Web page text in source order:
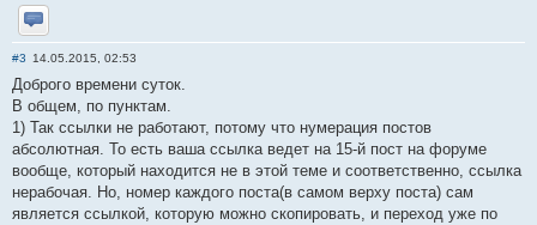
Отправить личное сообщение
#3 14.05.2015, 02:53
Доброго времени суток.
В общем, по пунктам.
1) Так ссылки не работают, потому что нумерация постов
абсолютная. То есть ваша ссылка ведет на 15-й пост на форуме
вообще, который находится не в этой теме и соответственно, ссылка
нерабочая. Но, номер каждого поста(в самом верху поста) сам
является ссылкой, которую можно скопировать, и переход уже по